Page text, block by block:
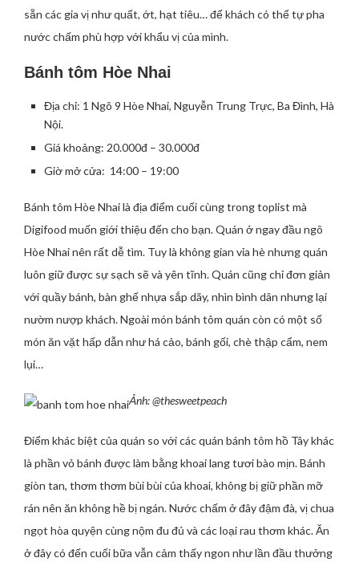
sẵn các gia vị như quất, ớt, hạt tiêu… để khách có thể tự pha
nước chấm phù hợp với khẩu vị của mình.
Bánh tôm Hòe Nhai
Địa chỉ: 1 Ngõ 9 Hòe Nhai, Nguyễn Trung Trực, Ba Đình, Hà
Nội.
Giá khoảng: 20.000đ – 30.000đ
Giờ mở cửa: 14:00 – 19:00
Bánh tôm Hòe Nhai là địa điểm cuối cùng trong toplist mà
Digifood muốn giới thiệu đến cho bạn. Quán ở ngay đầu ngõ
Hòe Nhai nên rất dễ tìm. Tuy là không gian vỉa hè nhưng quán
luôn giữ được sự sạch sẽ và yên tĩnh. Quán cũng chỉ đơn giản
với quầy bánh, bàn ghế nhựa sắp dãy, nhìn bình dân nhưng lại
nườm nượp khách. Ngoài món bánh tôm quán còn có một số
món ăn vặt hấp dẫn như há cảo, bánh gối, chè thập cẩm, nem
lụi…
Ảnh: @thesweetpeach
Điểm khác biệt của quán so với các quán bánh tôm hồ Tây khác
là phần vỏ bánh được làm bằng khoai lang tươi bào mịn. Bánh
giòn tan, thơm thơm bùi bùi của khoai, không bị giữ phần mỡ
rán nên ăn không hề bị ngán. Nước chấm ở đây đậm đà, vị chua
ngọt hòa quyện cùng nộm đu đủ và các loại rau thơm khác. Ăn
ở đây có đến cuối bữa vẫn cảm thấy ngon như lần đầu thưởng